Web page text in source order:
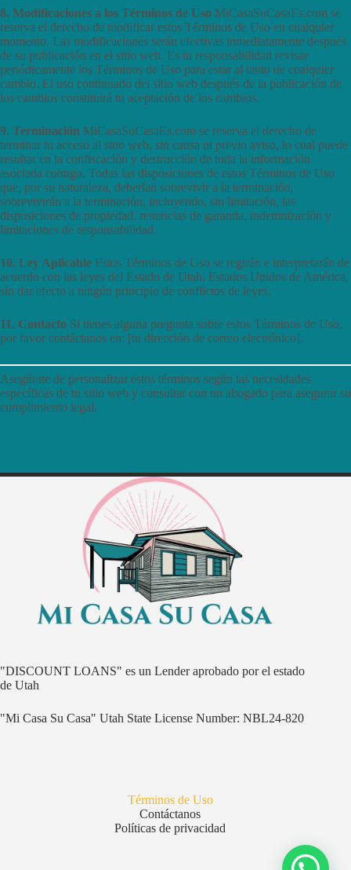
8. Modificaciones a los Términos de Uso MiCasaSuCasaEs.com se
reserva el derecho de modificar estos Términos de Uso en cualquier
momento. Las modificaciones serán efectivas inmediatamente después
de su publicación en el sitio web. Es tu responsabilidad revisar
periódicamente los Términos de Uso para estar al tanto de cualquier
cambio. El uso continuado del sitio web después de la publicación de
los cambios constituirá tu aceptación de los cambios.
9. Terminación MiCasaSuCasaEs.com se reserva el derecho de
terminar tu acceso al sitio web, sin causa ni previo aviso, lo cual puede
resultar en la confiscación y destrucción de toda la información
asociada contigo. Todas las disposiciones de estos Términos de Uso
que, por su naturaleza, deberían sobrevivir a la terminación,
sobrevivirán a la terminación, incluyendo, sin limitación, las
disposiciones de propiedad, renuncias de garantía, indemnización y
limitaciones de responsabilidad.
10. Ley Aplicable Estos Términos de Uso se regirán e interpretarán de
acuerdo con las leyes del Estado de Utah, Estados Unidos de América,
sin dar efecto a ningún principio de conflictos de leyes.
11. Contacto Si tienes alguna pregunta sobre estos Términos de Uso,
por favor contáctanos en: [tu dirección de correo electrónico].
Asegúrate de personalizar estos términos según las necesidades
específicas de tu sitio web y consultar con un abogado para asegurar su
cumplimiento legal.
"DISCOUNT LOANS" es un Lender aprobado por el estado
de Utah
"Mi Casa Su Casa" Utah State License Number: NBL24-820
Términos de Uso
Contáctanos
Políticas de privacidad